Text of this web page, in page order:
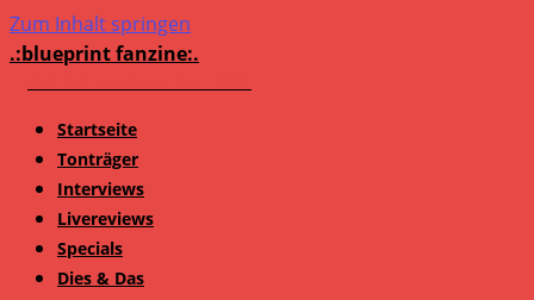
Zum Inhalt springen
.:blueprint fanzine:.
Startseite
Tonträger
Interviews
Livereviews
Specials
Dies & Das